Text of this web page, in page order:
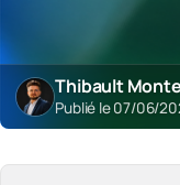
Thibault
Publié le 07/06/